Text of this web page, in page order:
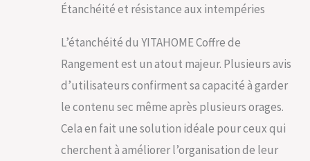
Étanchéité et résistance aux intempéries
L’étanchéité du YITAHOME Coffre de
Rangement est un atout majeur. Plusieurs avis
d’utilisateurs confirment sa capacité à garder
le contenu sec même après plusieurs orages.
Cela en fait une solution idéale pour ceux qui
cherchent à améliorer l’organisation de leur